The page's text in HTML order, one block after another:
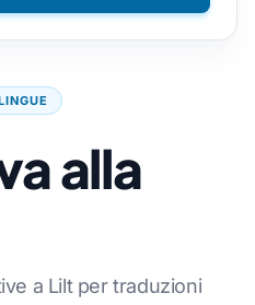
alla
a Lilt per traduzioni